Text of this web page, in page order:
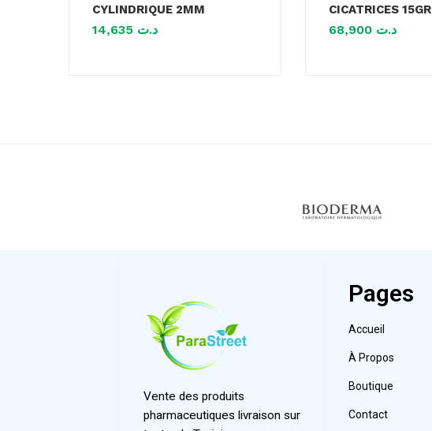
CYLINDRIQUE 2MM
د.ت
CICATRICES 15GR
د.ت
Vente des produits
pharmaceutiques livraison sur
Pages
Accueil
À Propos
Boutique
Contact